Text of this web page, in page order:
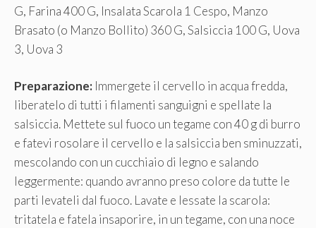
G, Farina 400 G, Insalata Scarola 1 Cespo, Manzo
Brasato (o Manzo Bollito) 360 G, Salsiccia 100 G, Uova
3, Uova 3
Preparazione: Immergete il cervello in acqua fredda,
liberatelo di tutti i filamenti sanguigni e spellate la
salsiccia. Mettete sul fuoco un tegame con 40 g di burro
e fatevi rosolare il cervello e la salsiccia ben sminuzzati,
mescolando con un cucchiaio di legno e salando
leggermente: quando avranno preso colore da tutte le
parti levateli dal fuoco. Lavate e lessate la scarola:
tritatela e fatela insaporire, in un tegame, con una noce